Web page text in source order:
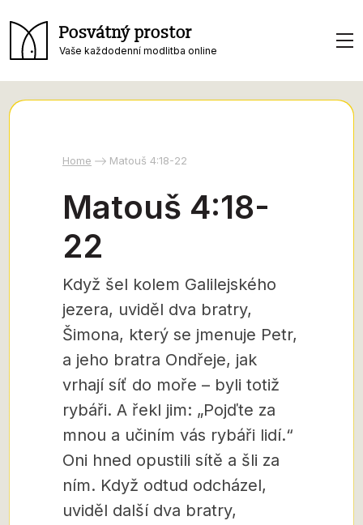
Posvátný prostor
Vaše každodenní modlitba online
Home Matouš 4:18-22
Matouš 4:18-
22
Když šel kolem Galilejského
jezera, uviděl dva bratry,
Šimona, který se jmenuje Petr,
a jeho bratra Ondřeje, jak
vrhají síť do moře – byli totiž
rybáři. A řekl jim: „Pojďte za
mnou a učiním vás rybáři lidí.“
Oni hned opustili sítě a šli za
ním. Když odtud odcházel,
uviděl další dva bratry,